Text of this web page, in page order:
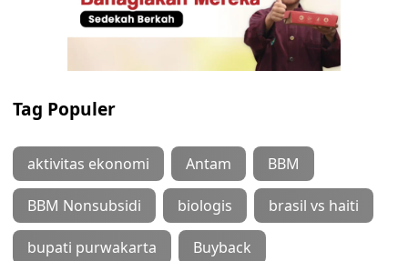
Tag Populer
aktivitas ekonomi Antam BBM
BBM Nonsubsidi biologis brasil vs haiti
bupati purwakarta Buyback